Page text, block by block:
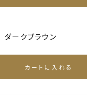
ダークブラウン
カートに入れる